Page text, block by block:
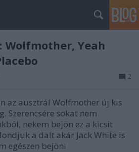
Yeah
2
az ausztrál Wolfmother új kis
Szerencsére sokat nem
nekem bejön ez a kicsit
a dalt akár Jack White is
egészen bejön!